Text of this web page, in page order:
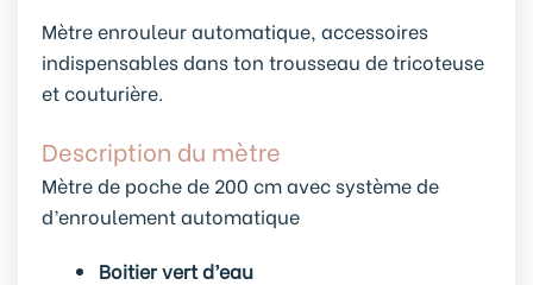
Mètre enrouleur automatique, accessoires
indispensables dans ton trousseau de tricoteuse
et couturière.
Description du mètre
Mètre de poche de 200 cm avec système de
d’enroulement automatique
Boitier vert d’eau